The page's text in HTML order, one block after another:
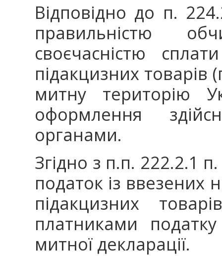
Відповідно до п.
правильністю
своєчасністю
підакцизних товарів
митну територію
оформлення
органами.
Згідно з п.п. 222.2.1
податок із ввезених
підакцизних
платниками
митної декларації.